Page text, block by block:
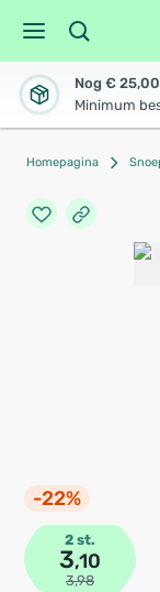
Nog €
Minimum
Homepagina
-22%
2 st.
3,10
3,98